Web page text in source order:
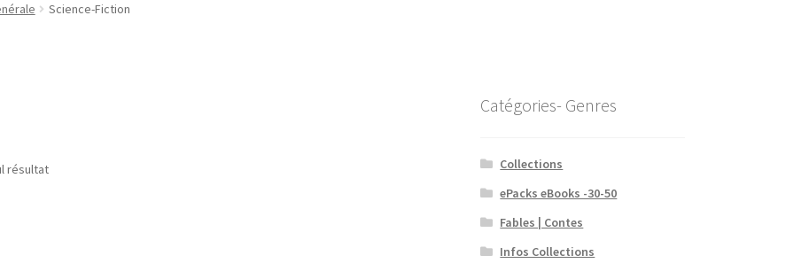
Science-Fiction
résultat
Catégories- Genres
Collections
ePacks eBooks -30-50
Fables | Contes
Infos Collections